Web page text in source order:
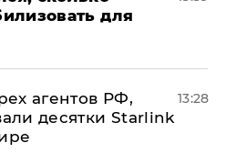
для
агентов РФ,
десятки Starlink
13:28